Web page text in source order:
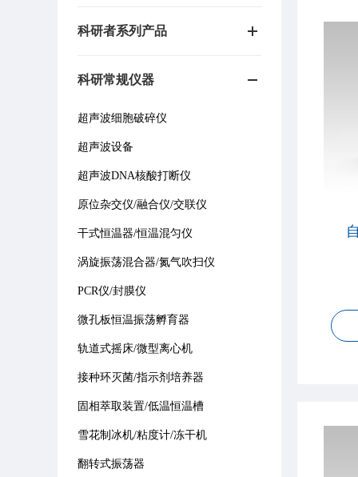
科研者系列产品
科研常规仪器
超声波细胞破碎仪
超声波设备
超声波DNA核酸打断仪
原位杂交仪/融合仪/交联仪
干式恒温器/恒温混匀仪
涡旋振荡混合器/氮气吹扫仪
PCR仪/封膜仪
微孔板恒温振荡孵育器
轨道式摇床/微型离心机
接种环灭菌/指示剂培养器
固相萃取装置/低温恒温槽
雪花制冰机/粘度计/冻干机
翻转式振荡器